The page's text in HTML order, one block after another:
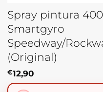
Spray pintura
Smartgyro
Speedway/
(Original)
€12,90